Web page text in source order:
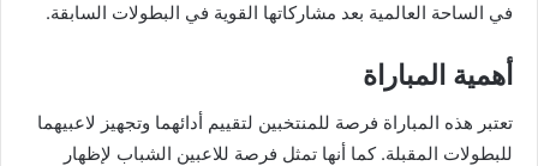
في الساحة العالمية بعد مشاركاتها القوية في البطولات السابقة.
أهمية المباراة
تعتبر هذه المباراة فرصة للمنتخبين لتقييم أدائهما وتجهيز لاعبيهما
للبطولات المقبلة. كما أنها تمثل فرصة للاعبين الشباب لإظهار